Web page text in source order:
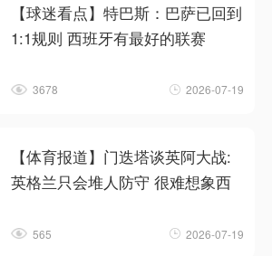
【球迷看点】特巴斯：巴萨已回到
1:1规则 西班牙有最好的联赛
3678 2026-07-19
【体育报道】门迭塔谈英阿大战:
英格兰只会堆人防守 很难想象西
565 2026-07-19